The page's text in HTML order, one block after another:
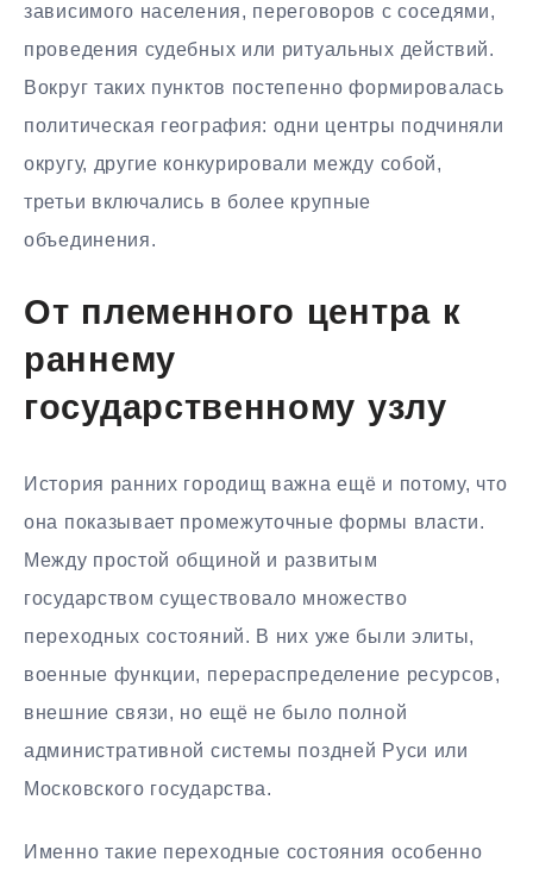
зависимого населения, переговоров с соседями,
проведения судебных или ритуальных действий.
Вокруг таких пунктов постепенно формировалась
политическая география: одни центры подчиняли
округу, другие конкурировали между собой,
третьи включались в более крупные
объединения.
От племенного центра к
раннему
государственному узлу
История ранних городищ важна ещё и потому, что
она показывает промежуточные формы власти.
Между простой общиной и развитым
государством существовало множество
переходных состояний. В них уже были элиты,
военные функции, перераспределение ресурсов,
внешние связи, но ещё не было полной
административной системы поздней Руси или
Московского государства.
Именно такие переходные состояния особенно